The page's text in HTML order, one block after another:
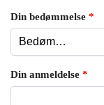
Din bedømmelse *
Din anmeldelse *